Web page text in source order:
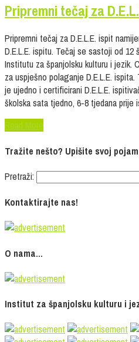
Pripremni tečaj za
Pripremni tečaj za D.E.L.E. ispit
D.E.L.E. ispitu. Tečaj se sastoji od 12
Institutu za španjolsku kulturu i jezik.
za uspješno polaganje D.E.L.E.
je ujedno i certificirani D.E.L.E.
školska sata tjedno, 6-8 tjedana prije
Read More
Tražite nešto? Upišite svoj
Pretraži:
Kontaktirajte nas!
O nama…
Institut za španjolsku kulturu i